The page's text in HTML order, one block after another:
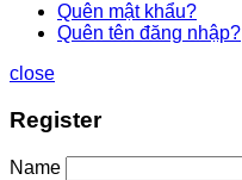
Quên mật khẩu?
Quên tên đăng nhập?
close
Register
Name